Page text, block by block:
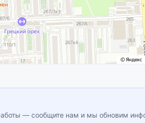
— сообщите нам и мы обновим